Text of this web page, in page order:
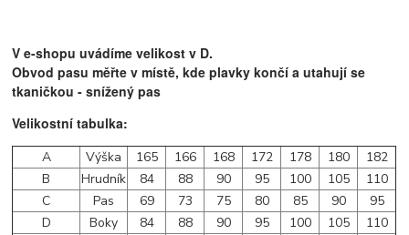
V e-shopu uvádíme velikost v D.
Obvod pasu měřte v místě, kde plavky končí a utahují se
tkaničkou - snížený pas
Velikostní tabulka:
A Výška 165 166 168 172 178 180
182
B
Hrudník 84 88 90 95 100 105
110
C
Pas 69 73 75 80 85 90
95
D
Boky 84 88 90 95 100 105
110